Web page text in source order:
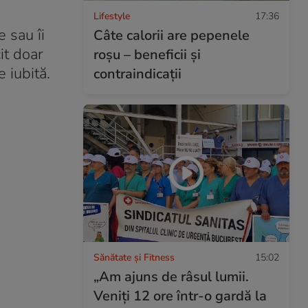
sau îi
doar
iubită.
Lifestyle 17:36
Câte calorii are pepenele
roșu – beneficii și
contraindicații
Sănătate și Fitness 15:02
„Am ajuns de râsul lumii.
Veniți 12 ore într-o gardă la